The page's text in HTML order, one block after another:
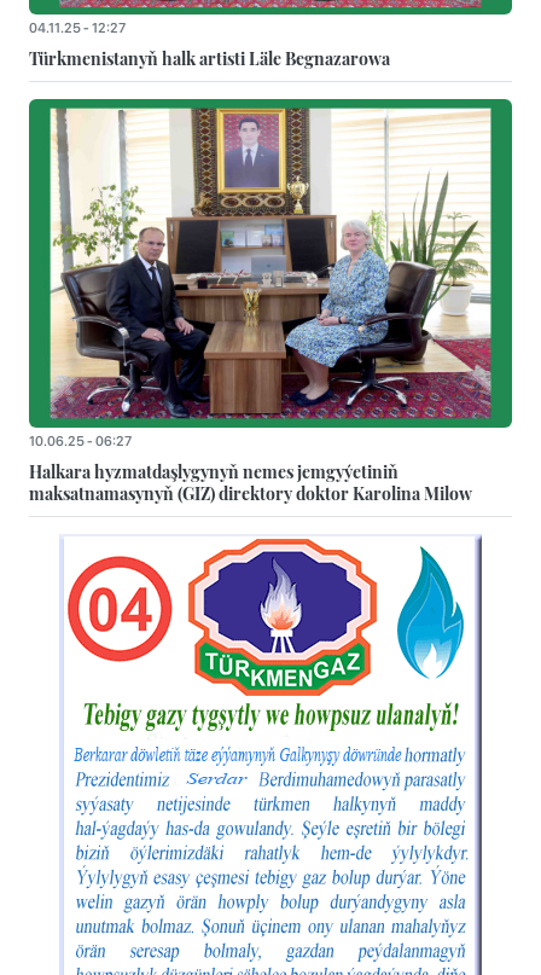
04.11.25 - 12:27
Türkmenistanyň halk artisti Läle Begnazarowa
10.06.25 - 06:27
Halkara hyzmatdaşlygynyň nemes jemgyýetiniň
maksatnamasynyň (GIZ) direktory doktor Karolina Milow